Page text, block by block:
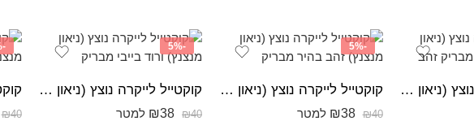
קוקטייל לייקרה נוצץ (ניאון מנצנץ) שמנת עם מבריק זהב
-5%
קוקטייל לייקרה נוצץ (ניאון מנצנץ) זהב בהיר מבריק
₪40
₪38 למטר
-5%
קוקטייל לייקרה נוצץ (ניאון מנצנץ) ורוד בייבי מבריק
₪40
₪38 למטר
-5%
₪40